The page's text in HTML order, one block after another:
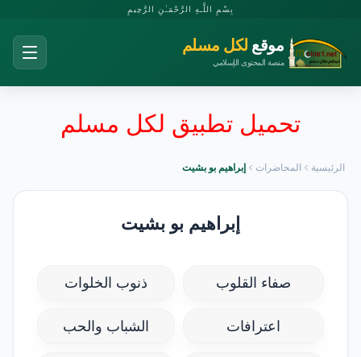
بِسْمِ اللَّـهِ الرَّحْمَـٰنِ الرَّحِيمِ
موقع لكل مسلم
منصة المحتوى الإسلامي
تحميل تطبيق لكل مسلم
الرئيسية المحاضرات إبراهيم بو بشيت
إبراهيم بو بشيت
صفاء القلوب ذنوب الخلوات
اعترافات الشباب والحب